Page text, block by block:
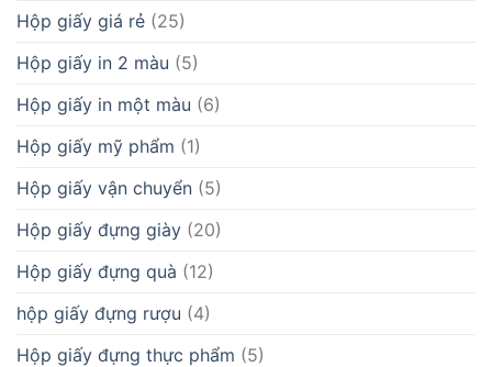
Hộp giấy giá rẻ (25)
Hộp giấy in 2 màu (5)
Hộp giấy in một màu (6)
Hộp giấy mỹ phẩm (1)
Hộp giấy vận chuyển (5)
Hộp giấy đựng giày (20)
Hộp giấy đựng quà (12)
hộp giấy đựng rượu (4)
Hộp giấy đựng thực phẩm (5)